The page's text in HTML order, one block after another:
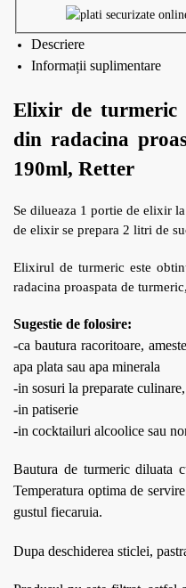
Descriere
Informații suplimentare
Elixir de turmeric
din radacina
190ml, Retter
Se dilueaza 1 portie de elixir
de elixir se prepara 2 litri de
Elixirul de turmeric este
radacina proaspata de
Sugestie de folosire:
-ca bautura racoritoare,
apa plata sau apa minerala
-in sosuri la preparate
-in patiserie
-in cocktailuri alcoolice sau
Bautura de turmeric diluata
Temperatura optima de
gustul fiecaruia.
Dupa deschiderea sticlei,